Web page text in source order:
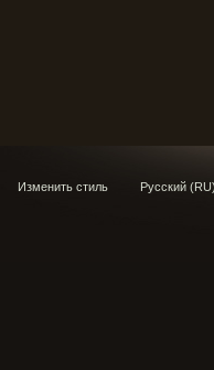
Изменить стиль Русский